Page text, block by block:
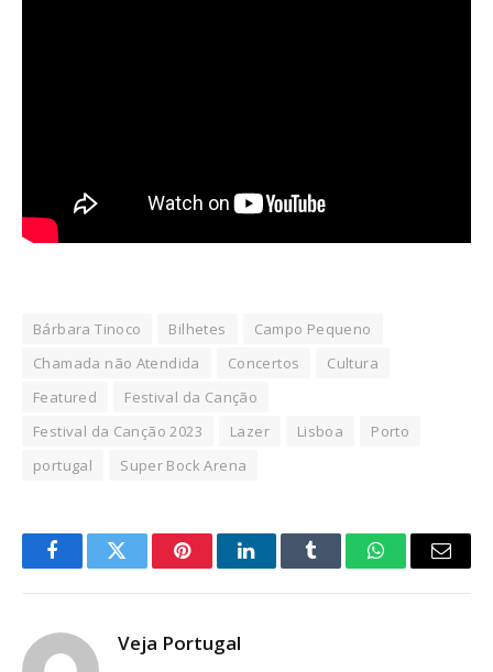
Bárbara Tinoco Bilhetes
Campo Pequeno
Chamada não Atendida
Concertos
Cultura
Featured
Festival da Canção
Festival da Canção 2023
Lazer Lisboa
Porto
portugal
Super Bock Arena
FacebookTwitter PinterestLinkedInTumblr WhatsAppEmail
Veja Portugal